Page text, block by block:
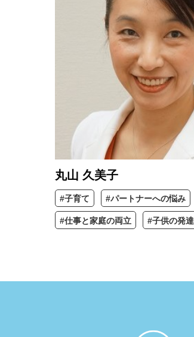
丸山 久美子
#子育て #パートナーへの悩み
#仕事と家庭の両立 #子供の発達